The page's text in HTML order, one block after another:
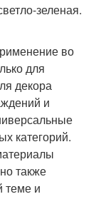
зеленая.
во
для
декора
и
категорий.
также
теме и